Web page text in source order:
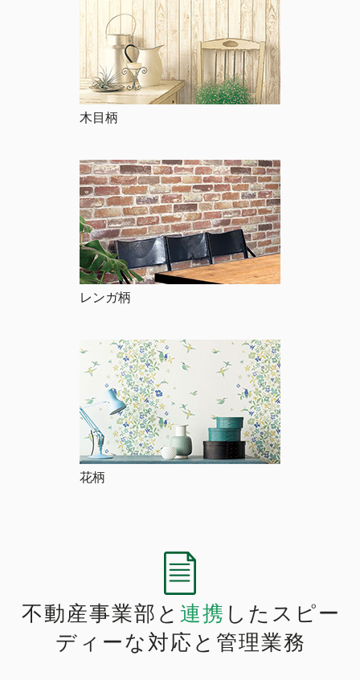
木目柄
レンガ柄
花柄
不動産事業部と 連携 した スピー
ディーな対応と管理業務